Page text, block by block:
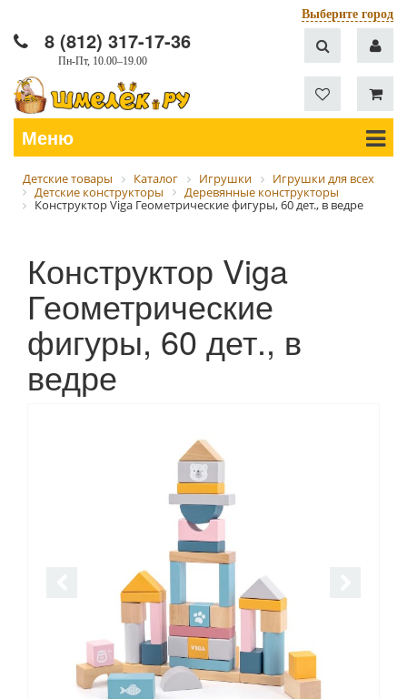
Выберите город
8 (812) 317-17-36
Пн-Пт, 10.00–19.00
Меню
Детские товары Каталог Игрушки
Игрушки для всех
Детские конструкторы
Деревянные конструкторы
Конструктор Viga Геометрические фигуры, 60 дет., в ведре
Конструктор Viga
Геометрические
фигуры, 60 дет., в
ведре